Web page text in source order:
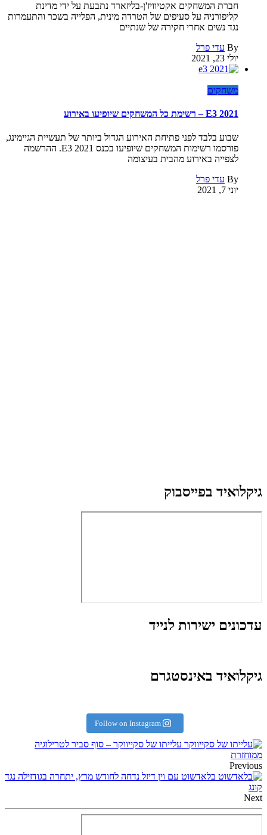
חברת המשחקים אקטיוויז'ן-בליזארד נתבעת על ידי מדינת
קליפורניה על סעיפים של הטרדה מינית, הפלייה בשכר והתעמרות
נגד נשים אחרי חקירה של שנתיים
By עדי פרל
יולי 23, 2021
משחקים
E3 2021 – רשימת כל המשחקים שיופיעו באירוע
שבוע בלבד לפני פתיחת האירוע הגדול ביותר של תעשיית הגיימינג,
פורסמו רשימות המשחקים שיופיעו בכנס E3 2021. ההרשמה
לצפייה באירוע מהבית בעיצומה
By עדי פרל
יוני 7, 2021
גיקלואיד בפייסבוק
עדכונים ישירות לנייד
גיקלואיד באינסטגרם
Follow on Instagram
עלייתו של סקייווקר – סוף סביר לטרילוגיה
ממוחזרת
Previous
בלאדשוט עם וין דיזל נדחה לחודש מרץ, יתחרה בגודזילה נגד
קונג
Next